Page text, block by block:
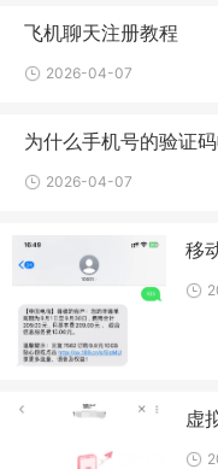
飞机聊天注册教程
2026-04-07
为什么手机号的验证
2026-04-07
移
虚